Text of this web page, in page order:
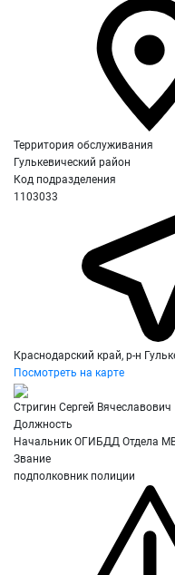
Территория обслуживания
Гулькевический район
Код подразделения
1103033
Краснодарский край, р-н
Посмотреть на карте
Стригин Сергей Вячеславович
Должность
Начальник ОГИБДД Отдела
Звание
подполковник полиции